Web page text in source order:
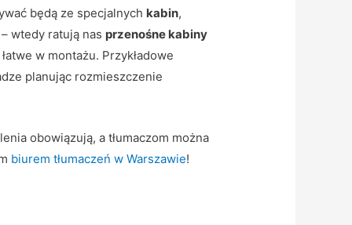
będą ze specjalnych kabin,
wtedy ratują nas przenośne kabiny
w montażu. Przykładowe
planując rozmieszczenie
obowiązują, a tłumaczom można
biurem tłumaczeń w Warszawie!